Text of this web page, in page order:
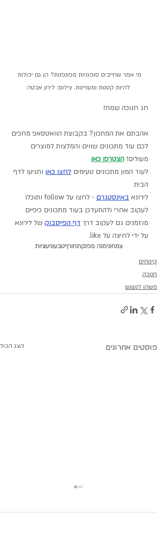
מי אמר שחייבים סופגניות מפונפנות? הן גם יכולות
להיות קטנות ומעניינות. צילום: לירון אבטה
חג חנוכה שמח!
אהבתם את המתכון? בקבוצת הוואטסאפ מחכים
לכם עוד מתכונים שווים והמלצות למוצרים
מעולים! הצטרפו כאן
לעוד המון מתכונים טעימים לחצו כאן ותגיעו לדף
הבית
לירונא באינסטגרם
- לחצו על follow ותוכלו
לעקוב אחרי ולהתעדכן בעוד מתכונים כיפיים
מוזמנים גם לעקוב דרך דף הפייסבוק של לירונא
על ידי לחיצה על like.
צמחונימנה מפנקתחורףטבעוניעוגיות
קינוחים
חנוכה
משהו לנשנש
פוסטים אחרונים הצג הכול